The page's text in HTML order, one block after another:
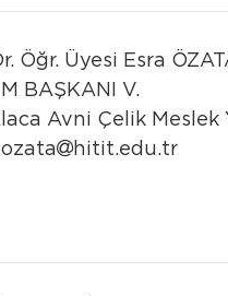
Öğr. Üyesi Esra
BAŞKANI V.
Avni Çelik Meslek
hitit.edu.tr